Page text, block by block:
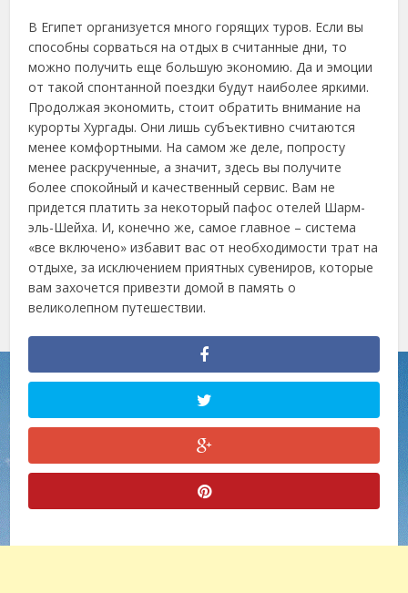
В Египет организуется много горящих туров. Если вы
способны сорваться на отдых в считанные дни, то
можно получить еще большую экономию. Да и эмоции
от такой спонтанной поездки будут наиболее яркими.
Продолжая экономить, стоит обратить внимание на
курорты Хургады. Они лишь субъективно считаются
менее комфортными. На самом же деле, попросту
менее раскрученные, а значит, здесь вы получите
более спокойный и качественный сервис. Вам не
придется платить за некоторый пафос отелей Шарм-
эль-Шейха. И, конечно же, самое главное – система
«все включено» избавит вас от необходимости трат на
отдыхе, за исключением приятных сувениров, которые
вам захочется привезти домой в память о
великолепном путешествии.